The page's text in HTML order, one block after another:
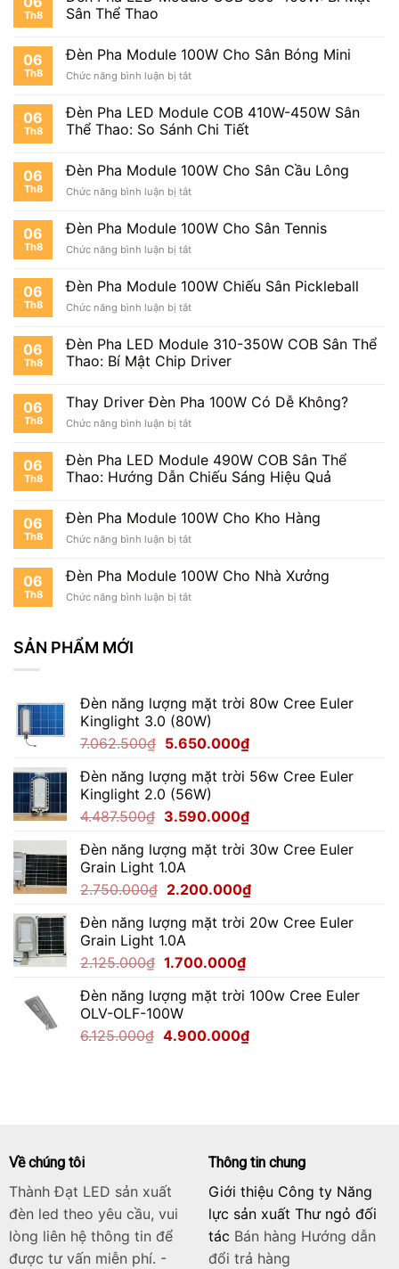
Th8
Sân Thể Thao
06
Th8
Đèn Pha Module 100W Cho Sân Bóng Mini
Chức năng bình luận bị tắtở
Pha
Module
100W
Sân
Mini
06
Th8
Đèn Pha LED Module COB 410W-450W Sân
Thể Thao: So Sánh Chi Tiết
06
Th8
Đèn Pha Module 100W Cho Sân Cầu Lông
Chức năng bình luận bị tắtở
Pha
Module
100W
Sân
Lông
06
Th8
Đèn Pha Module 100W Cho Sân Tennis
Chức năng bình luận bị tắtở
Pha
Module
100W
Sân
Tennis
06
Th8
Đèn Pha Module 100W Chiếu Sân Pickleball
Chức năng bình luận bị tắtở
Pha
Module
100W
Sân
Pickleball
06
Th8
Đèn Pha LED Module 310-350W COB Sân Thể
Thao: Bí Mật Chip Driver
06
Th8
Thay Driver Đèn Pha 100W Có Dễ Không?
Chức năng bình luận bị tắtở
Driver
Đèn
Pha
Có
Không?
06
Th8
Đèn Pha LED Module 490W COB Sân Thể
Thao: Hướng Dẫn Chiếu Sáng Hiệu Quả
06
Th8
Đèn Pha Module 100W Cho Kho Hàng
Chức năng bình luận bị tắtở
Pha
Module
100W
06
Th8
Đèn Pha Module 100W Cho Nhà Xưởng
Chức năng bình luận bị tắtở
Xưởng
SẢN PHẨM MỚI
Đèn năng lượng mặt trời 80w Cree Euler
Kinglight 3.0 (80W)
7.062.500₫ Giá
là:
7.062.500₫.
5.650.000₫Giá
tại
5.650.000₫.
Đèn năng lượng mặt trời 56w Cree Euler
Kinglight 2.0 (56W)
4.487.500₫ Giá
là:
4.487.500₫.
3.590.000₫Giá
tại
3.590.000₫.
Đèn năng lượng mặt trời 30w Cree Euler
Grain Light 1.0A
2.750.000₫ Giá
là:
2.750.000₫.
2.200.000₫Giá
tại
Đèn năng lượng mặt trời 20w Cree Euler
Grain Light 1.0A
2.125.000₫ Giá
là:
2.125.000₫.
1.700.000₫Giá
tại
1.700.000₫.
Đèn năng lượng mặt trời 100w Cree Euler
OLV-OLF-100W
6.125.000₫ Giá
4.900.000₫Giá
Về chúng tôi
Thành Đạt LED sản xuất
đèn led theo yêu cầu, vui
lòng liên hệ thông tin để
được tư vấn miễn phí. -
Thông tin chung
Giới thiệu Công ty Năng
lực sản xuất Thư ngỏ đối
tác Bán hàng Hướng dẫn
đổi trả hàng